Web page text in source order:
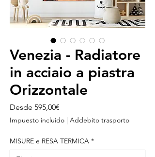
Venezia - Radiatore
in acciaio a piastra
Orizzontale
Desde 595,00€
de
oferta
Impuesto incluido | Addebito trasporto
MISURE e RESA TERMICA *